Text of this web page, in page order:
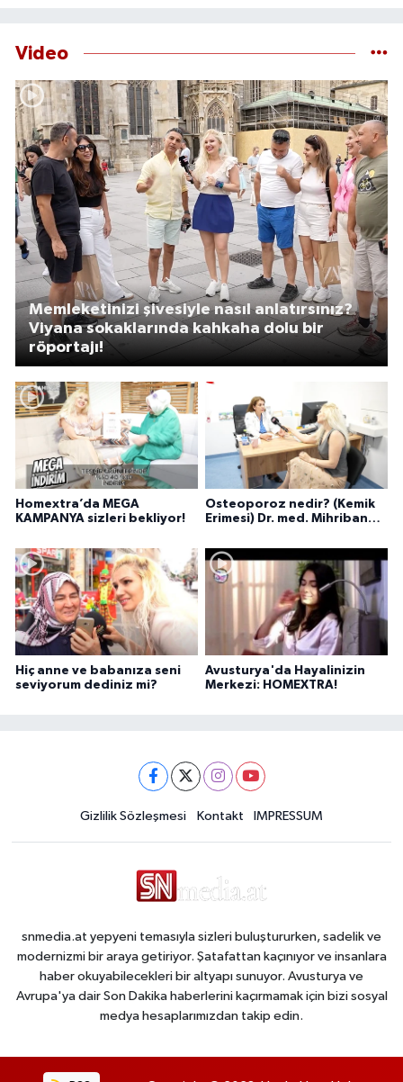
Video
Homextra’da MEGA
KAMPANYA sizleri bekliyor!
Osteoporoz nedir? (Kemik
Erimesi) Dr. med. Mihriban
Memleketinizi şivesiyle nasıl anlatırsınız?
Viyana sokaklarında kahkaha dolu bir
röportajı!
Hiç anne ve babanıza seni
seviyorum dediniz mi?
Avusturya'da Hayalinizin
Merkezi: HOMEXTRA!
Gizlilik Sözleşmesi Kontakt IMPRESSUM
snmedia.at yepyeni temasıyla sizleri buluştururken, sadelik ve
modernizmi bir araya getiriyor. Şatafattan kaçınıyor ve insanlara
haber okuyabilecekleri bir altyapı sunuyor. Avusturya ve
Avrupa'ya dair Son Dakika haberlerini kaçırmamak için bizi sosyal
medya hesaplarımızdan takip edin.